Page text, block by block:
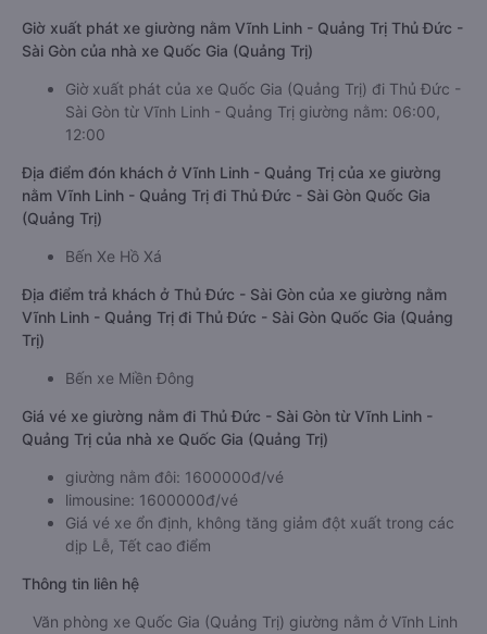
Giờ xuất phát xe giường nằm Vĩnh Linh - Quảng Trị Thủ Đức -
Sài Gòn của nhà xe Quốc Gia (Quảng Trị)
Giờ xuất phát của xe Quốc Gia (Quảng Trị) đi Thủ Đức -
Sài Gòn từ Vĩnh Linh - Quảng Trị giường nằm: 06:00,
12:00
Địa điểm đón khách ở Vĩnh Linh - Quảng Trị của xe giường
nằm Vĩnh Linh - Quảng Trị đi Thủ Đức - Sài Gòn Quốc Gia
(Quảng Trị)
Bến Xe Hồ Xá
Địa điểm trả khách ở Thủ Đức - Sài Gòn của xe giường nằm
Vĩnh Linh - Quảng Trị đi Thủ Đức - Sài Gòn Quốc Gia (Quảng
Trị)
Bến xe Miền Đông
Giá vé xe giường nằm đi Thủ Đức - Sài Gòn từ Vĩnh Linh -
Quảng Trị của nhà xe Quốc Gia (Quảng Trị)
giường nằm đôi: 1600000đ/vé
limousine: 1600000đ/vé
Giá vé xe ổn định, không tăng giảm đột xuất trong các
dịp Lễ, Tết cao điểm
Thông tin liên hệ
Văn phòng xe Quốc Gia (Quảng Trị) giường nằm ở Vĩnh Linh